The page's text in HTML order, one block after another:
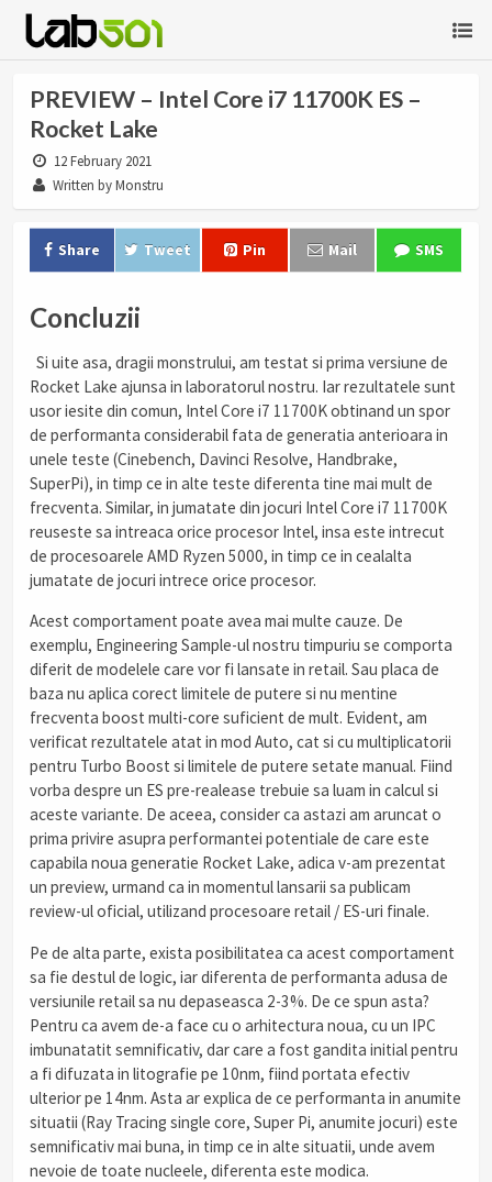
PREVIEW – Intel Core i7 11700K ES –
Rocket Lake
12 February 2021
Written by Monstru
Share Tweet Pin Mail SMS
Concluzii
Si uite asa, dragii monstrului, am testat si prima versiune de
Rocket Lake ajunsa in laboratorul nostru. Iar rezultatele sunt
usor iesite din comun, Intel Core i7 11700K obtinand un spor
de performanta considerabil fata de generatia anterioara in
unele teste (Cinebench, Davinci Resolve, Handbrake,
SuperPi), in timp ce in alte teste diferenta tine mai mult de
frecventa. Similar, in jumatate din jocuri Intel Core i7 11700K
reuseste sa intreaca orice procesor Intel, insa este intrecut
de procesoarele AMD Ryzen 5000, in timp ce in cealalta
jumatate de jocuri intrece orice procesor.
Acest comportament poate avea mai multe cauze. De
exemplu, Engineering Sample-ul nostru timpuriu se comporta
diferit de modelele care vor fi lansate in retail. Sau placa de
baza nu aplica corect limitele de putere si nu mentine
frecventa boost multi-core suficient de mult. Evident, am
verificat rezultatele atat in mod Auto, cat si cu multiplicatorii
pentru Turbo Boost si limitele de putere setate manual. Fiind
vorba despre un ES pre-realease trebuie sa luam in calcul si
aceste variante. De aceea, consider ca astazi am aruncat o
prima privire asupra performantei potentiale de care este
capabila noua generatie Rocket Lake, adica v-am prezentat
un preview, urmand ca in momentul lansarii sa publicam
review-ul oficial, utilizand procesoare retail / ES-uri finale.
Pe de alta parte, exista posibilitatea ca acest comportament
sa fie destul de logic, iar diferenta de performanta adusa de
versiunile retail sa nu depaseasca 2-3%. De ce spun asta?
Pentru ca avem de-a face cu o arhitectura noua, cu un IPC
imbunatatit semnificativ, dar care a fost gandita initial pentru
a fi difuzata in litografie pe 10nm, fiind portata efectiv
ulterior pe 14nm. Asta ar explica de ce performanta in anumite
situatii (Ray Tracing single core, Super Pi, anumite jocuri) este
semnificativ mai buna, in timp ce in alte situatii, unde avem
nevoie de toate nucleele, diferenta este modica.